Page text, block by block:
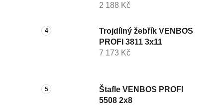
2 188 Kč
Trojdílný žebřík VENBOS
PROFI 3811 3x11
7 173 Kč
Štafle VENBOS PROFI
5508 2x8